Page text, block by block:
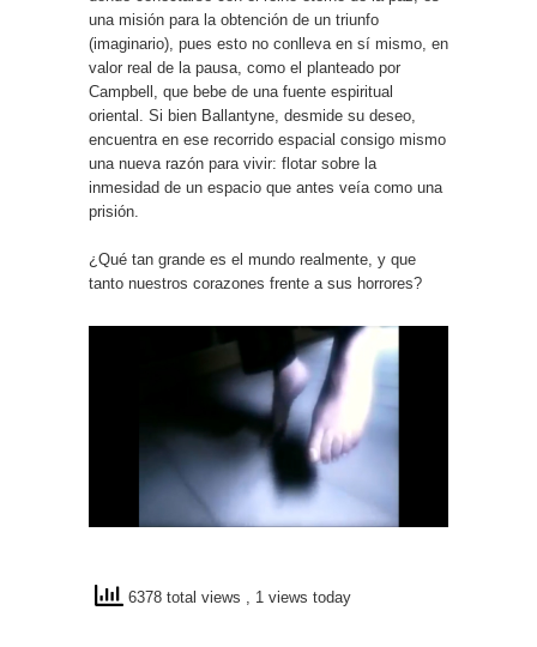
una misión para la obtención de un triunfo
(imaginario), pues esto no conlleva en sí mismo, en
valor real de la pausa, como el planteado por
Campbell, que bebe de una fuente espiritual
oriental. Si bien Ballantyne, desmide su deseo,
encuentra en ese recorrido espacial consigo mismo
una nueva razón para vivir: flotar sobre la
inmesidad de un espacio que antes veía como una
prisión.
¿Qué tan grande es el mundo realmente, y que
tanto nuestros corazones frente a sus horrores?
6378 total views , 1 views today